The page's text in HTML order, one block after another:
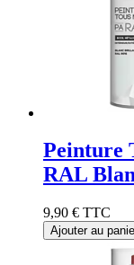
Peinture
RAL
9,90 € TTC
Ajouter au